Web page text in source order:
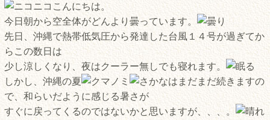
こんにちは。
今日朝から空全体がどんより曇っています。
先日、沖縄で熱帯低気圧から発達した台風１４号が過ぎてか
らこの数日は
少し涼しくなり、夜はクーラー無しでも寝れます。
しかし、沖縄の夏
はまだまだ続きますの
で、和らいだように感じる暑さが
すぐに戻ってくるのではないかと思いますが、、、。